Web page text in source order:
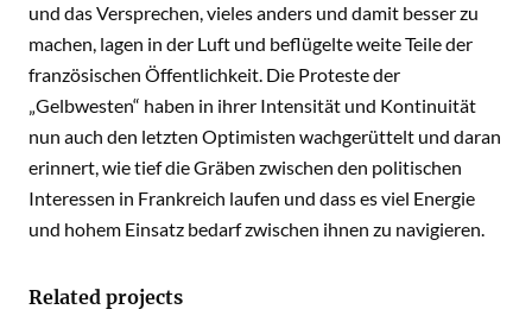
und das Versprechen, vieles anders und damit besser zu
machen, lagen in der Luft und beflügelte weite Teile der
französischen Öffentlichkeit. Die Proteste der
„Gelbwesten“ haben in ihrer Intensität und Kontinuität
nun auch den letzten Optimisten wachgerüttelt und daran
erinnert, wie tief die Gräben zwischen den politischen
Interessen in Frankreich laufen und dass es viel Energie
und hohem Einsatz bedarf zwischen ihnen zu navigieren.
Related projects